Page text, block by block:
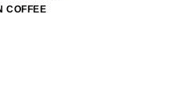
COFFEE